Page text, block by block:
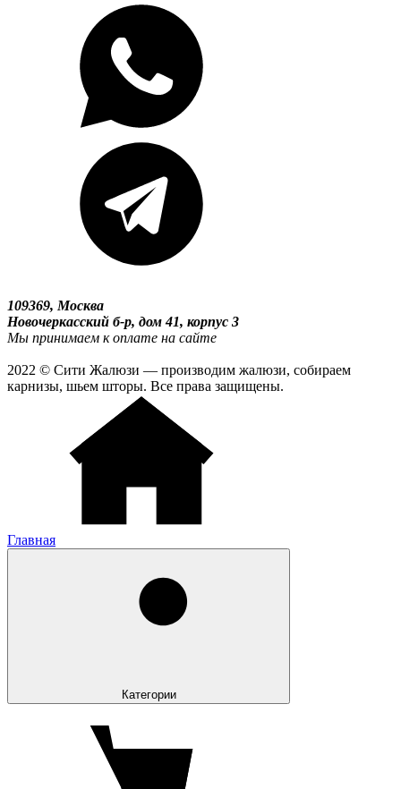
109369, Москва
Новочеркасский б-р, дом 41, корпус 3
Мы принимаем к оплате на сайте
2022 © Сити Жалюзи — производим жалюзи, собираем
карнизы, шьем шторы. Все права защищены.
Главная
Категории